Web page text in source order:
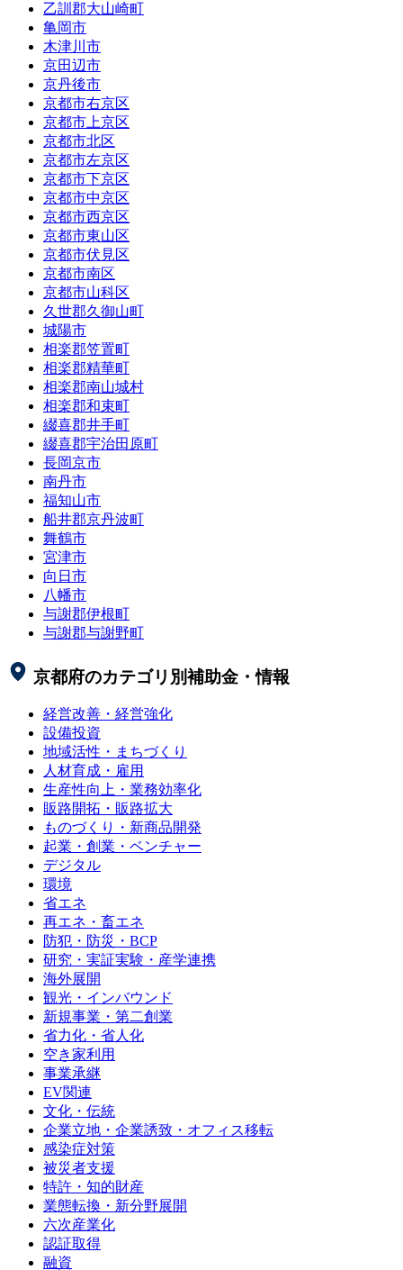
乙訓郡大山崎町
亀岡市
木津川市
京田辺市
京丹後市
京都市右京区
京都市上京区
京都市北区
京都市左京区
京都市下京区
京都市中京区
京都市西京区
京都市東山区
京都市伏見区
京都市南区
京都市山科区
久世郡久御山町
城陽市
相楽郡笠置町
相楽郡精華町
相楽郡南山城村
相楽郡和束町
綴喜郡井手町
綴喜郡宇治田原町
長岡京市
南丹市
福知山市
船井郡京丹波町
舞鶴市
宮津市
向日市
八幡市
与謝郡伊根町
与謝郡与謝野町
京都府のカテゴリ別補助金・情報
経営改善・経営強化
設備投資
地域活性・まちづくり
人材育成・雇用
生産性向上・業務効率化
販路開拓・販路拡大
ものづくり・新商品開発
起業・創業・ベンチャー
デジタル
環境
省エネ
再エネ・畜エネ
防犯・防災・BCP
研究・実証実験・産学連携
海外展開
観光・インバウンド
新規事業・第二創業
省力化・省人化
空き家利用
事業承継
EV関連
文化・伝統
企業立地・企業誘致・オフィス移転
感染症対策
被災者支援
特許・知的財産
業態転換・新分野展開
六次産業化
認証取得
融資